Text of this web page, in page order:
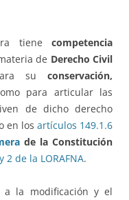
tiene competencia
de Derecho Civil
su conservación,
para articular las
de dicho derecho
en los artículos 149.1.6
de la Constitución
2 de la LORAFNA.
la modificación y el